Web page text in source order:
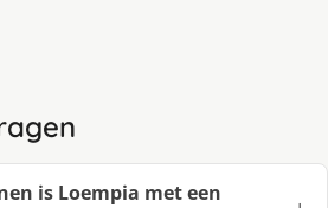
is Loempia met een